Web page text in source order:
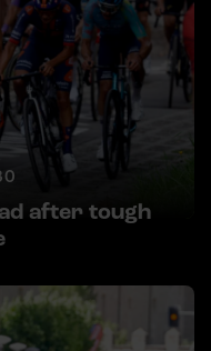
after tough